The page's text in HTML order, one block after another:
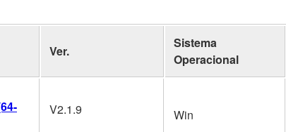
Ver.
Sistema
Operacional
V2.1.9 Win